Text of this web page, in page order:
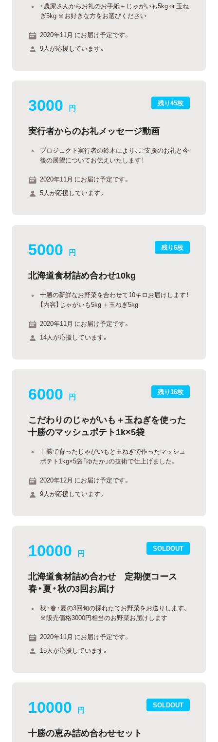
・農家さんからお礼のお手紙＋じゃがいも5kg or 玉ね
ぎ5kg ※お好きな方をお選びください
2020年11月 にお届け予定です。
9人が応援しています。
残り45枚
3000 円
実行者からのお礼メッセージ動画
プロジェクト実行者の鈴木により、ご支援のお礼と今
後の展望についてお伝えいたします！
2020年11月 にお届け予定です。
5人が応援しています。
残り6枚
5000 円
北海道食材詰め合わせ10kg
十勝の新鮮なお野菜を合わせて10キロお届けします！
【内容】じゃがいも5kg ＋玉ねぎ5kg
2020年11月 にお届け予定です。
14人が応援しています。
残り16枚
6000 円
こだわりのじゃがいも＋玉ねぎを使った
十勝のマッシュポテト1k×5袋
十勝で育ったじゃがいもと玉ねぎで作ったマッシュ
ポテト1kg×5袋「ゆたか」の技術で仕上げました。
2020年12月 にお届け予定です。
9人が応援しています。
SOLDOUT
10000 円
北海道食材詰め合わせ 定期便コース
春・夏・秋の3回お届け
秋・春・夏の3回旬の採れたてお野菜をお送りします。
※販売価格3000円相当のお野菜お届けします
2020年11月 にお届け予定です。
15人が応援しています。
SOLDOUT
10000 円
十勝の恵み詰め合わせセット